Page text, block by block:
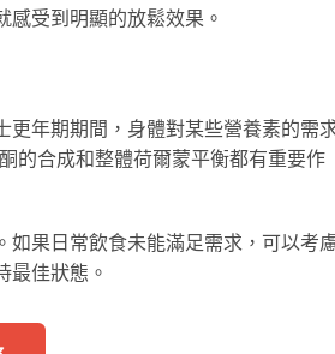
受到明顯的放鬆效果。
更年期期間，身體對某些營養素的需
的合成和整體荷爾蒙平衡都有重要作
如果日常飲食未能滿足需求，可以考
最佳狀態。